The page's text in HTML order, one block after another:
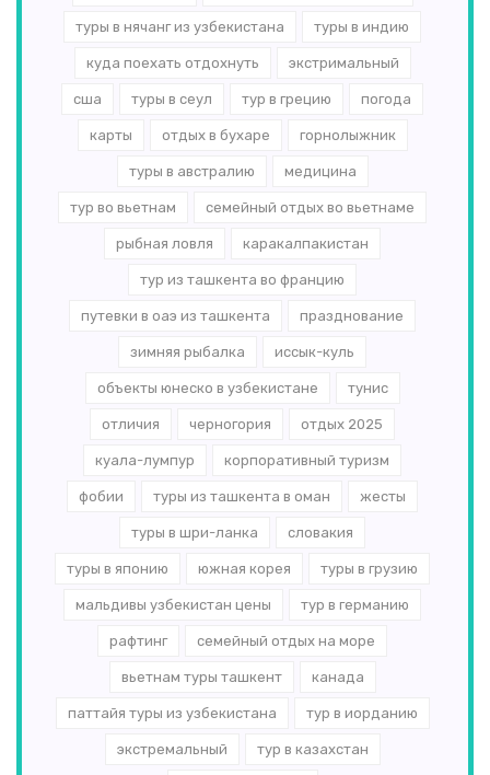
туры в нячанг из узбекистана туры в индию
куда поехать отдохнуть экстримальный
сша туры в сеул тур в грецию погода
карты отдых в бухаре горнолыжник
туры в австралию медицина
тур во вьетнам семейный отдых во вьетнаме
рыбная ловля каракалпакистан
тур из ташкента во францию
путевки в оаэ из ташкента празднование
зимняя рыбалка иссык-куль
объекты юнеско в узбекистане тунис
отличия черногория отдых 2025
куала-лумпур корпоративный туризм
фобии туры из ташкента в оман жесты
туры в шри-ланка словакия
туры в японию южная корея туры в грузию
мальдивы узбекистан цены тур в германию
рафтинг семейный отдых на море
вьетнам туры ташкент канада
паттайя туры из узбекистана тур в иорданию
экстремальный тур в казахстан